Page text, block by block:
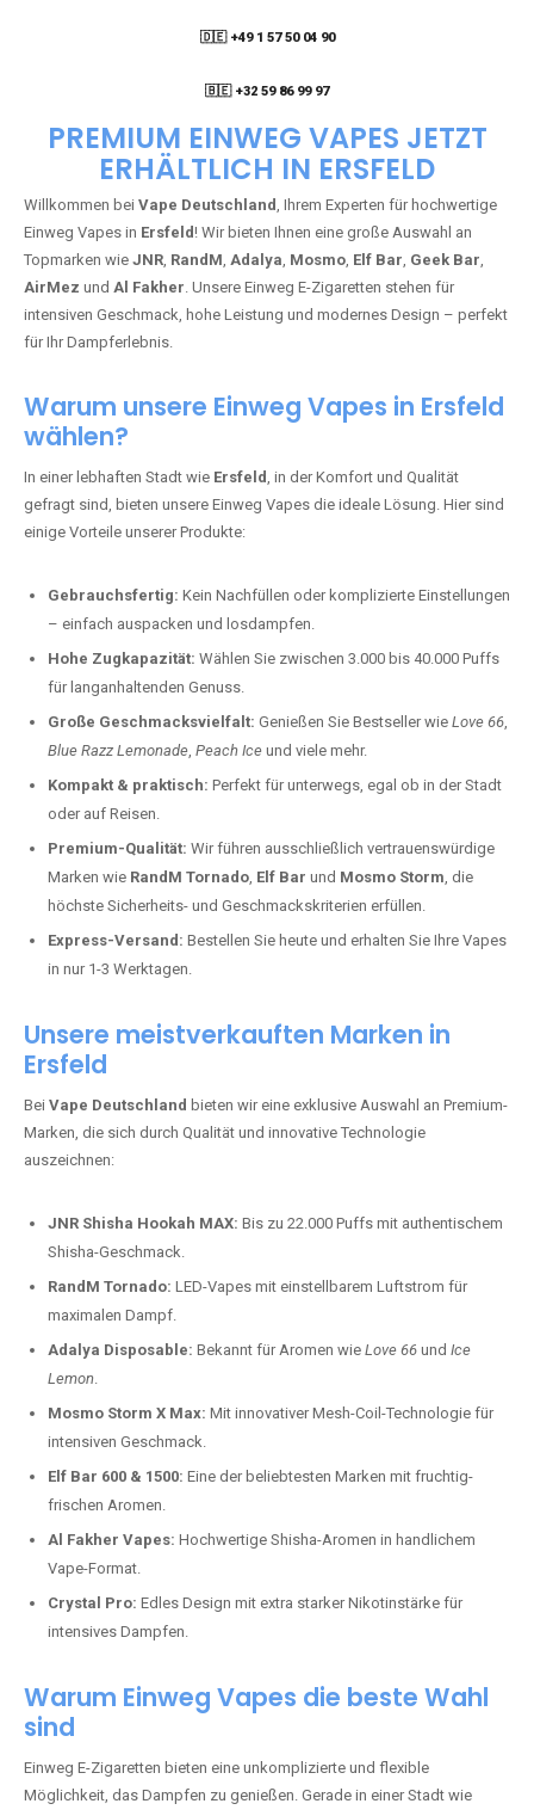
🇩🇪 +49 1 57 50 04 90
🇧🇪 +32 59 86 99 97
PREMIUM EINWEG VAPES JETZT
ERHÄLTLICH IN ERSFELD
Willkommen bei Vape Deutschland, Ihrem Experten für hochwertige
Einweg Vapes in Ersfeld! Wir bieten Ihnen eine große Auswahl an
Topmarken wie JNR, RandM, Adalya, Mosmo, Elf Bar, Geek Bar,
AirMez und Al Fakher. Unsere Einweg E-Zigaretten stehen für
intensiven Geschmack, hohe Leistung und modernes Design – perfekt
für Ihr Dampferlebnis.
Warum unsere Einweg Vapes in Ersfeld
wählen?
In einer lebhaften Stadt wie Ersfeld, in der Komfort und Qualität
gefragt sind, bieten unsere Einweg Vapes die ideale Lösung. Hier sind
einige Vorteile unserer Produkte:
Gebrauchsfertig: Kein Nachfüllen oder komplizierte Einstellungen
– einfach auspacken und losdampfen.
Hohe Zugkapazität: Wählen Sie zwischen 3.000 bis 40.000 Puffs
für langanhaltenden Genuss.
Große Geschmacksvielfalt: Genießen Sie Bestseller wie Love 66,
Blue Razz Lemonade, Peach Ice und viele mehr.
Kompakt & praktisch: Perfekt für unterwegs, egal ob in der Stadt
oder auf Reisen.
Premium-Qualität: Wir führen ausschließlich vertrauenswürdige
Marken wie RandM Tornado, Elf Bar und Mosmo Storm, die
höchste Sicherheits- und Geschmackskriterien erfüllen.
Express-Versand: Bestellen Sie heute und erhalten Sie Ihre Vapes
in nur 1-3 Werktagen.
Unsere meistverkauften Marken in
Ersfeld
Bei Vape Deutschland bieten wir eine exklusive Auswahl an Premium-
Marken, die sich durch Qualität und innovative Technologie
auszeichnen:
JNR Shisha Hookah MAX: Bis zu 22.000 Puffs mit authentischem
Shisha-Geschmack.
RandM Tornado: LED-Vapes mit einstellbarem Luftstrom für
maximalen Dampf.
Adalya Disposable: Bekannt für Aromen wie Love 66 und Ice
Lemon.
Mosmo Storm X Max: Mit innovativer Mesh-Coil-Technologie für
intensiven Geschmack.
Elf Bar 600 & 1500: Eine der beliebtesten Marken mit fruchtig-
frischen Aromen.
Al Fakher Vapes: Hochwertige Shisha-Aromen in handlichem
Vape-Format.
Crystal Pro: Edles Design mit extra starker Nikotinstärke für
intensives Dampfen.
Warum Einweg Vapes die beste Wahl
sind
Einweg E-Zigaretten bieten eine unkomplizierte und flexible
Möglichkeit, das Dampfen zu genießen. Gerade in einer Stadt wie